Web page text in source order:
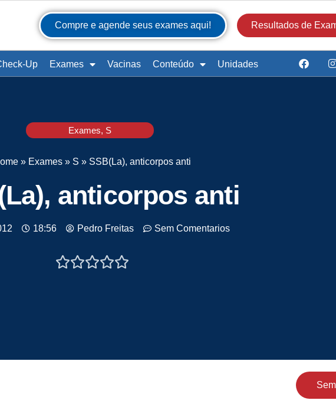
Compre e agende seus exames aqui! Resultados de
Up Exames Vacinas Conteúdo Unidades
Exames, S
» Exames » S » SSB(La), anticorpos anti
anticorpos anti
18:56 Pedro Freitas Sem Comentarios
